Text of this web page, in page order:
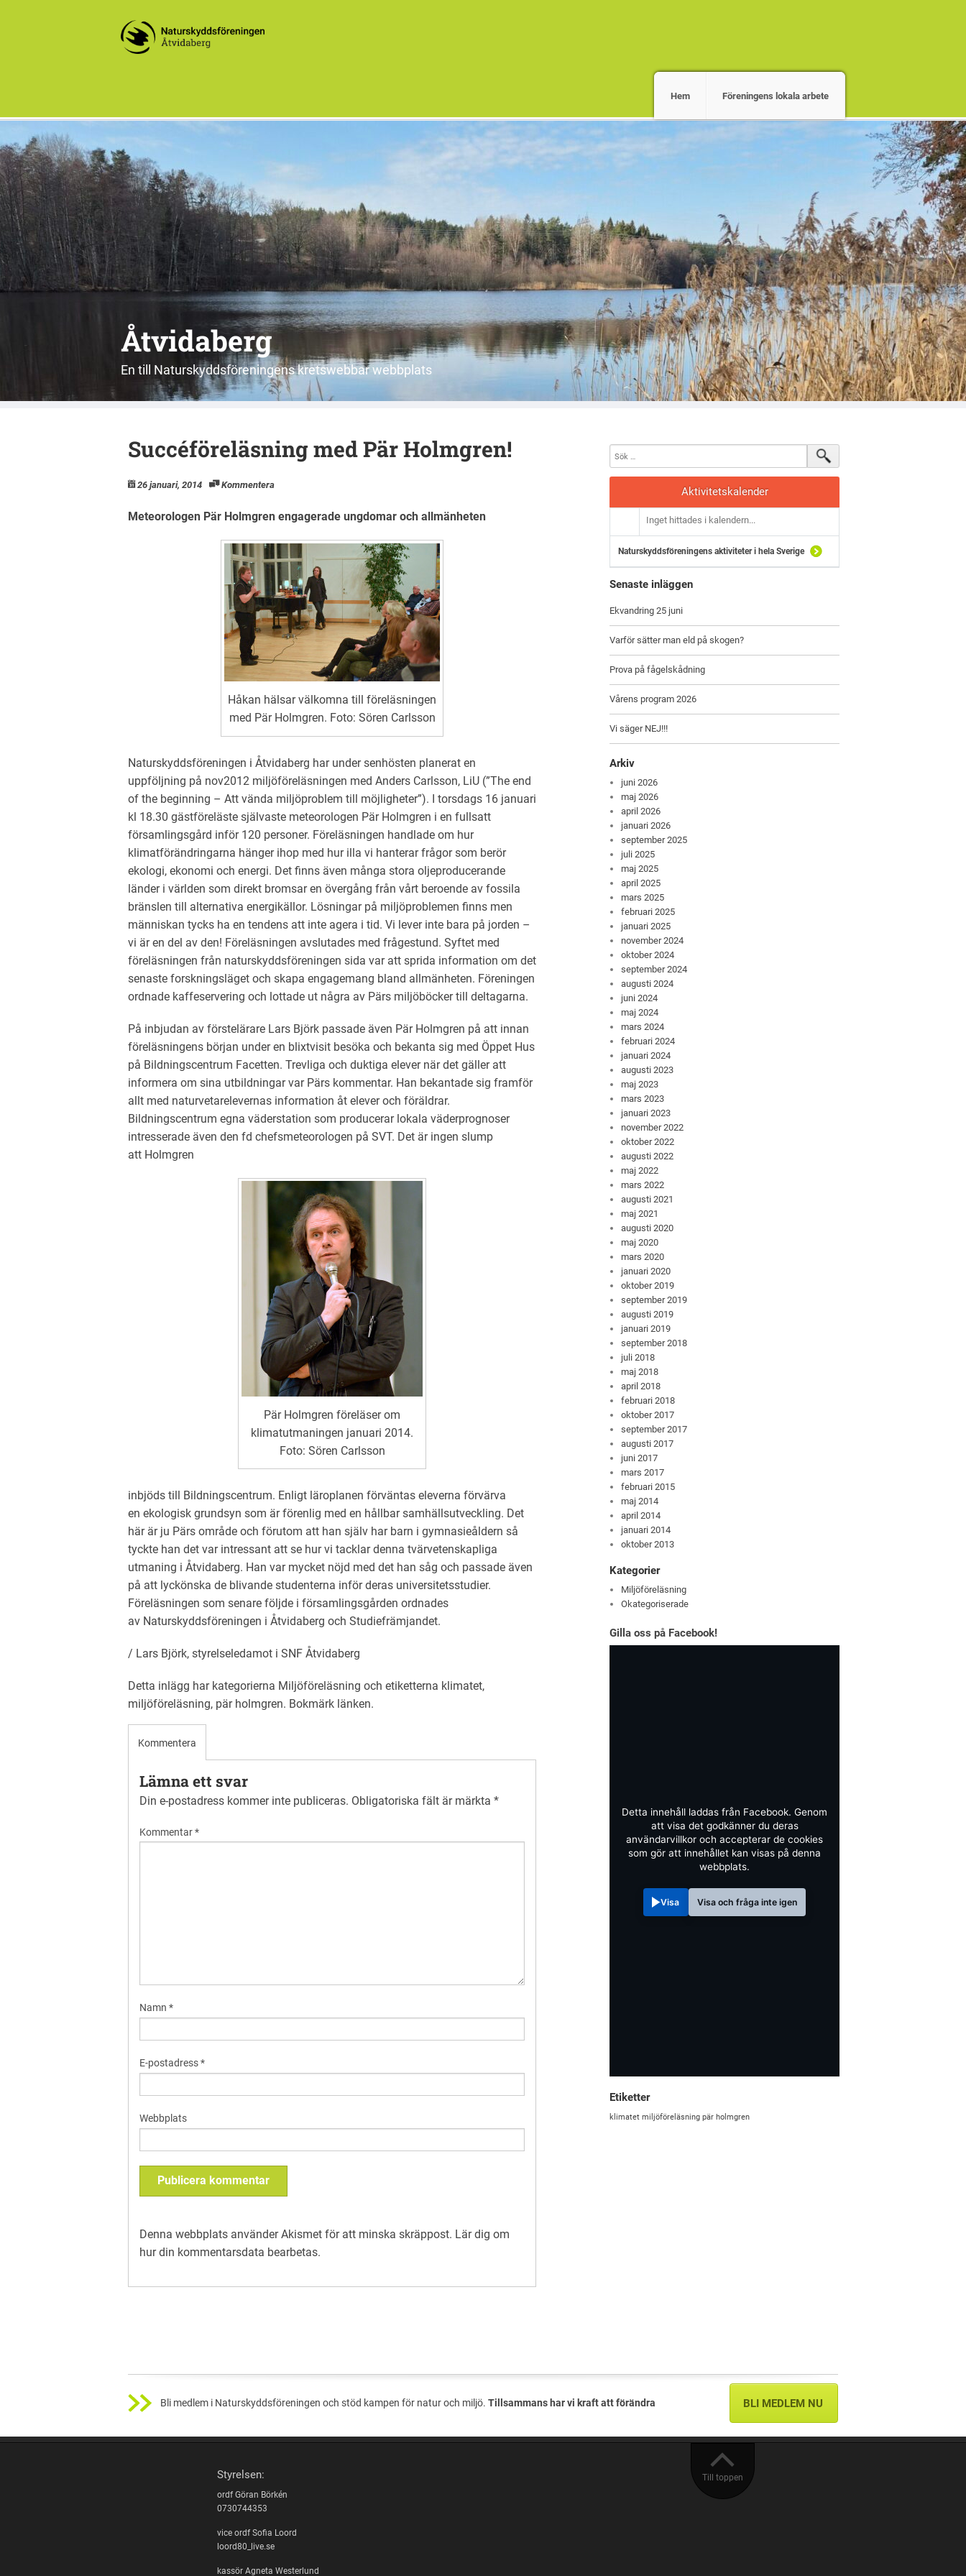
Hem Föreningens lokala arbete
Åtvidaberg
En till Naturskyddsföreningens kretswebbar webbplats
Succéföreläsning med Pär Holmgren!
26 januari, 2014 Kommentera
Meteorologen Pär Holmgren engagerade ungdomar och allmänheten
Håkan hälsar välkomna till föreläsningen
med Pär Holmgren. Foto: Sören Carlsson
Naturskyddsföreningen i Åtvidaberg har under senhösten planerat en
uppföljning på nov2012 miljöföreläsningen med Anders Carlsson, LiU (”The end
of the beginning – Att vända miljöproblem till möjligheter”). I torsdags 16 januari
kl 18.30 gästföreläste självaste meteorologen Pär Holmgren i en fullsatt
församlingsgård inför 120 personer. Föreläsningen handlade om hur
klimatförändringarna hänger ihop med hur illa vi hanterar frågor som berör
ekologi, ekonomi och energi. Det finns även många stora oljeproducerande
länder i världen som direkt bromsar en övergång från vårt beroende av fossila
bränslen till alternativa energikällor. Lösningar på miljöproblemen finns men
människan tycks ha en tendens att inte agera i tid. Vi lever inte bara på jorden –
vi är en del av den! Föreläsningen avslutades med frågestund. Syftet med
föreläsningen från naturskyddsföreningen sida var att sprida information om det
senaste forskningsläget och skapa engagemang bland allmänheten. Föreningen
ordnade kaffeservering och lottade ut några av Pärs miljöböcker till deltagarna.
På inbjudan av förstelärare Lars Björk passade även Pär Holmgren på att innan
föreläsningens början under en blixtvisit besöka och bekanta sig med Öppet Hus
på Bildningscentrum Facetten. Trevliga och duktiga elever när det gäller att
informera om sina utbildningar var Pärs kommentar. Han bekantade sig framför
allt med naturvetarelevernas information åt elever och föräldrar.
Bildningscentrum egna väderstation som producerar lokala väderprognoser
intresserade även den fd chefsmeteorologen på SVT. Det är ingen slump
att Holmgren
Pär Holmgren föreläser om
klimatutmaningen januari 2014.
Foto: Sören Carlsson
inbjöds till Bildningscentrum. Enligt läroplanen förväntas eleverna förvärva
en ekologisk grundsyn som är förenlig med en hållbar samhällsutveckling. Det
här är ju Pärs område och förutom att han själv har barn i gymnasieåldern så
tyckte han det var intressant att se hur vi tacklar denna tvärvetenskapliga
utmaning i Åtvidaberg. Han var mycket nöjd med det han såg och passade även
på att lyckönska de blivande studenterna inför deras universitetsstudier.
Föreläsningen som senare följde i församlingsgården ordnades
av Naturskyddsföreningen i Åtvidaberg och Studiefrämjandet.
/ Lars Björk, styrelseledamot i SNF Åtvidaberg
Detta inlägg har kategorierna Miljöföreläsning och etiketterna klimatet,
miljöföreläsning, pär holmgren. Bokmärk länken.
Kommentera
Lämna ett svar
Din e-postadress kommer inte publiceras. Obligatoriska fält är märkta *
Kommentar*
Namn *
E-postadress*
Webbplats
Denna webbplats använder Akismet för att minska skräppost. Lär dig om
hur din kommentarsdata bearbetas.
Aktivitetskalender
Inget hittades i kalendern...
Naturskyddsföreningens aktiviteter i hela Sverige
Senaste inläggen
Ekvandring 25 juni
Varför sätter man eld på skogen?
Prova på fågelskådning
Vårens program 2026
Vi säger NEJ!!!
Arkiv
juni 2026
maj 2026
april 2026
januari 2026
september 2025
juli 2025
maj 2025
april 2025
mars 2025
februari 2025
januari 2025
november 2024
oktober 2024
september 2024
augusti 2024
juni 2024
maj 2024
mars 2024
februari 2024
januari 2024
augusti 2023
maj 2023
mars 2023
januari 2023
november 2022
oktober 2022
augusti 2022
maj 2022
mars 2022
augusti 2021
maj 2021
augusti 2020
maj 2020
mars 2020
januari 2020
oktober 2019
september 2019
augusti 2019
januari 2019
september 2018
juli 2018
maj 2018
april 2018
februari 2018
oktober 2017
september 2017
augusti 2017
juni 2017
mars 2017
februari 2015
maj 2014
april 2014
januari 2014
oktober 2013
Kategorier
Miljöföreläsning
Okategoriserade
Gilla oss på Facebook!
Detta innehåll laddas från Facebook. Genom
att visa det godkänner du deras
användarvillkor och accepterar de cookies
som gör att innehållet kan visas på denna
webbplats.
Visa Visa och fråga inte igen
Etiketter
klimatet miljöföreläsning pär holmgren
Bli medlem i Naturskyddsföreningen och stöd kampen för natur och miljö. Tillsammans har vi kraft att förändra BLI MEDLEM NU
Till toppen
Styrelsen:
ordf Göran Börkén
0730744353
vice ordf Sofia Loord
loord80_live.se
kassör Agneta Westerlund